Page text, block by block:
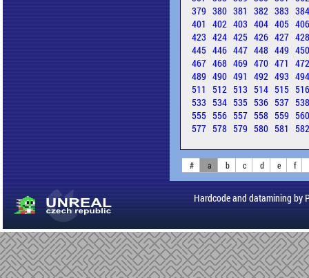
379 380 381 382 383
401 402 403 404 405
423 424 425 426 427
445 446 447 448 449
467 468 469 470 471
489 490 491 492 493
511 512 513 514 515
533 534 535 536 537
555 556 557 558 559
577 578 579 580 581
# a b c d e f
Hardcode and datamining by